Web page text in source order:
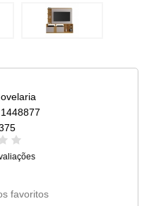
1448877
favoritos